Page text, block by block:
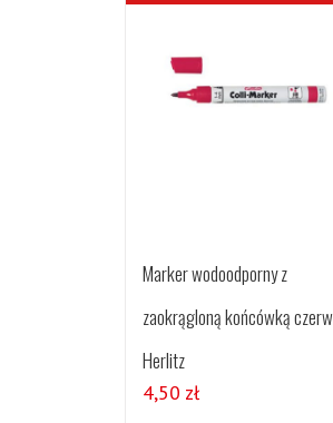
Marker wodoodporny z
zaokrągloną końcówką
Herlitz
4,50 zł